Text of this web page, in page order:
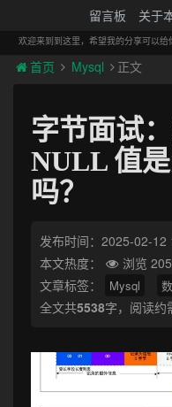
留言板 关于
欢迎来到到这里，希望我的分享可以给
首页 Mysql 正文
字节面试
NULL 值
吗？
发布时间：2025-02-12
本文热度：
浏览
文章标签：
Mysql
全文共5538字，阅读约